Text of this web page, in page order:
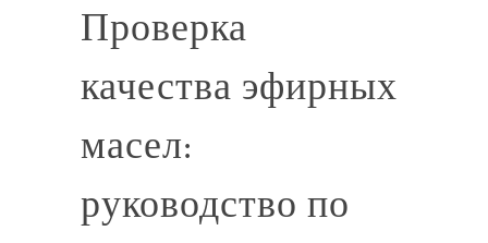
Проверка
качества эфирных
масел:
руководство по